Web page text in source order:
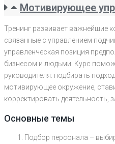
Мотивирующее
Тренинг развивает важнейшие
связанные с управлением
управленческая позиция
бизнесом и людьми. Курс
руководителя: подбирать
мотивирующее окружение,
корректировать деятельность,
Основные темы
Подбор персонала –